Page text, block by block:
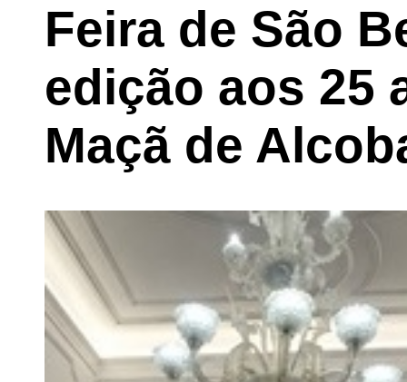
Feira de São
edição aos 25
Maçã de